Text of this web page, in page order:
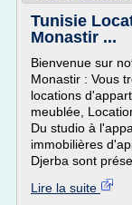
Tunisie
Monastir ...
Bienvenue sur
Monastir : Vous
locations
meublée,
Du studio à
immobilières
Djerba sont
Lire la suite